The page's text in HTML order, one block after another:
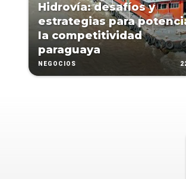
Hidrovía: desafíos y
estrategias para
la competitividad
paraguaya
NEGOCIOS